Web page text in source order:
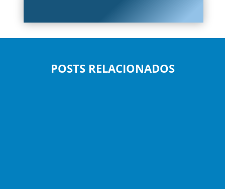
POSTS RELACIONADOS